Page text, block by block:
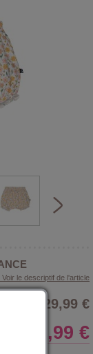
Voir le descriptif de l'article
29,99 €
23,99 €